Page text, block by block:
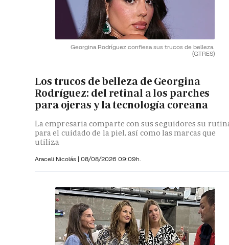
Georgina Rodríguez confiesa sus trucos de belleza.
(GTRES)
Los trucos de belleza de Georgina
Rodríguez: del retinal a los parches
para ojeras y la tecnología coreana
La empresaria comparte con sus seguidores su
para el cuidado de la piel, así como las marcas que
utiliza
Araceli Nicolás | 08/08/2026 09:09h.